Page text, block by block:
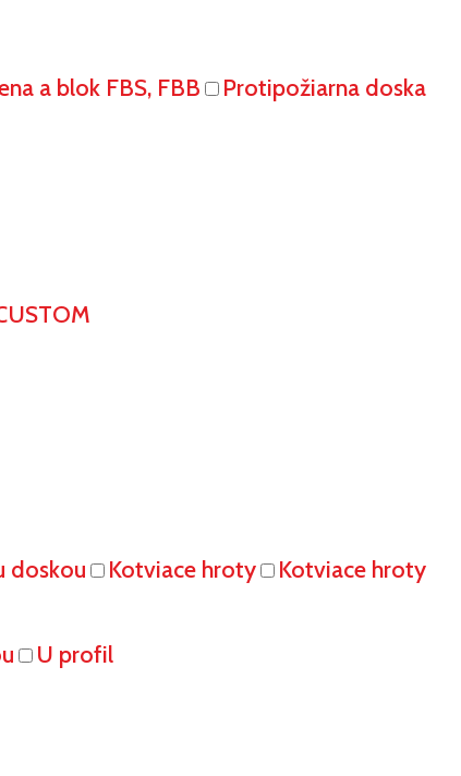
a blok FBS, FBB
Protipožiarna doska
doskou Kotviace hroty
Kotviace hroty
U profil